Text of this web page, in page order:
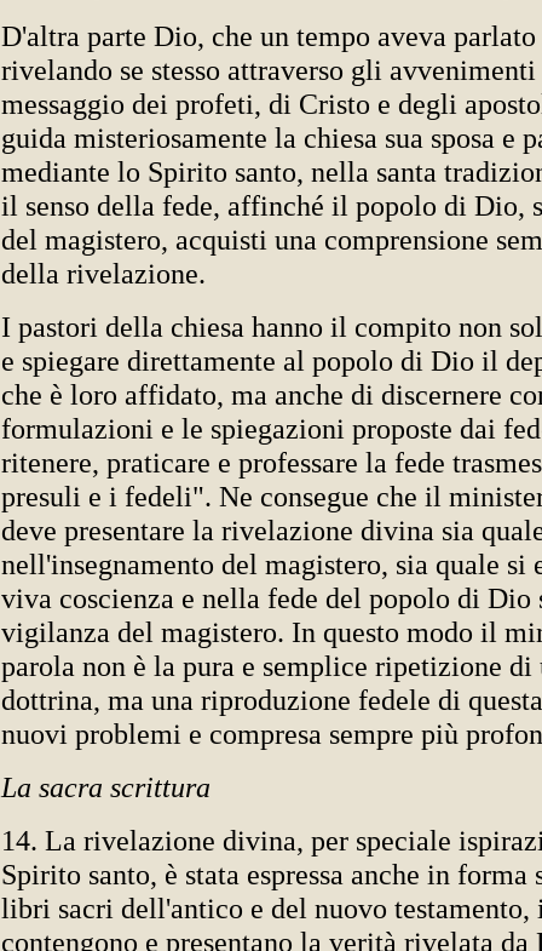
D'altra parte Dio, che un tempo aveva
rivelando se stesso attraverso gli
messaggio dei profeti, di Cristo e degli
guida misteriosamente la chiesa sua sposa e
mediante lo Spirito santo, nella santa
il senso della fede, affinché il popolo di Dio,
del magistero, acquisti una comprensione
della rivelazione.
I pastori della chiesa hanno il compito non
e spiegare direttamente al popolo di Dio il
che è loro affidato, ma anche di discernere
formulazioni e le spiegazioni proposte dai
ritenere, praticare e professare la fede
presuli e i fedeli". Ne consegue che il
deve presentare la rivelazione divina sia
nell'insegnamento del magistero, sia quale si
viva coscienza e nella fede del popolo di Dio
vigilanza del magistero. In questo modo il
parola non è la pura e semplice ripetizione di
dottrina, ma una riproduzione fedele di
nuovi problemi e compresa sempre più
La sacra scrittura
14. La rivelazione divina, per speciale
Spirito santo, è stata espressa anche in
libri sacri dell'antico e del nuovo testamento,
contengono e presentano la verità rivelata da